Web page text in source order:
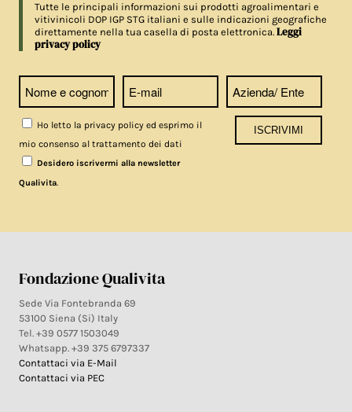
Tutte le principali informazioni sui prodotti agroalimentari e
vitivinicoli DOP IGP STG italiani e sulle indicazioni geografiche
direttamente nella tua casella di posta elettronica.Leggi
privacy policy
Ho letto la privacy policy ed esprimo il
mio consenso al trattamento dei dati
Desidero iscrivermi alla newsletter
Qualivita.
Fondazione Qualivita
Sede Via Fontebranda 69
53100 Siena (Si) Italy
Tel. +39 0577 1503049
Whatsapp. +39 375 6797337
Contattaci via E-Mail
Contattaci via PEC